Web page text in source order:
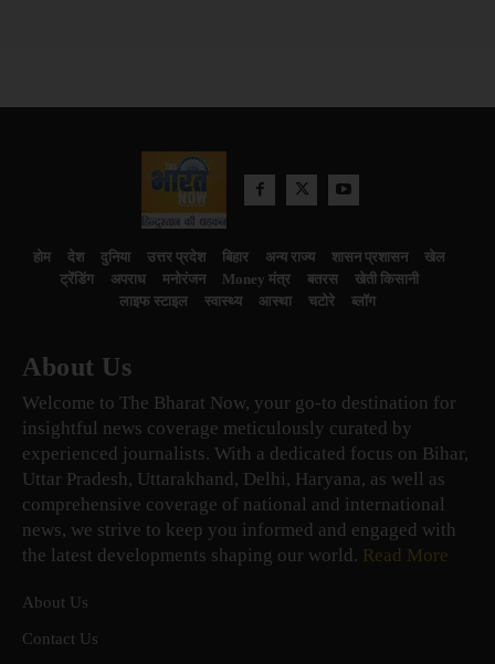
होम देश दुनिया उत्तर प्रदेश बिहार अन्य राज्य शासन प्रशासन
खेल
ट्रेंडिंग
अपराध मनोरंजन Money मंत्र बतरस
खेती किसानी
लाइफ स्टाइल
स्वास्थ्य आस्था चटोरे ब्लॉग
About Us
Welcome to The Bharat Now, your go-to destination for
insightful news coverage meticulously curated by
experienced journalists. With a dedicated focus on Bihar,
Uttar Pradesh, Uttarakhand, Delhi, Haryana, as well as
comprehensive coverage of national and international
news, we strive to keep you informed and engaged with
the latest developments shaping our world. Read More
About Us
Contact Us